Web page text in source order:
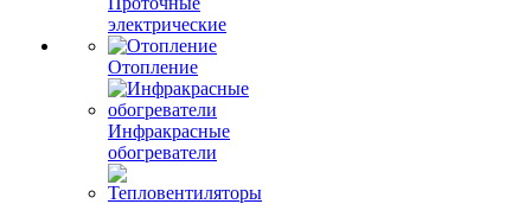
электрические
Отопление
Инфракрасные
обогреватели